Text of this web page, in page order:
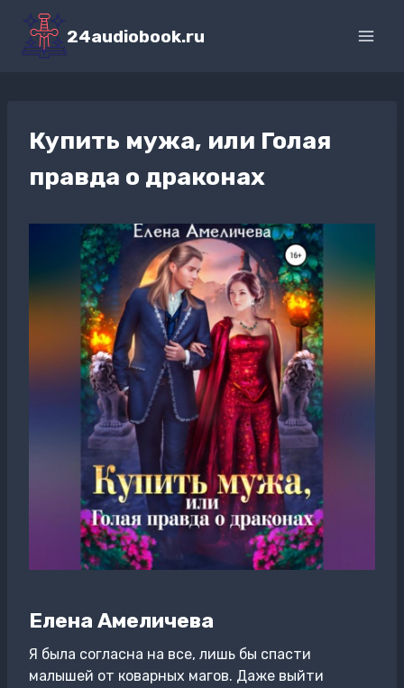
Перейти
содержимому
24audiobook.ru
Купить мужа, или Голая
правда о драконах
Елена Амеличева
Я была согласна на все, лишь бы спасти
малышей от коварных магов. Даже выйти